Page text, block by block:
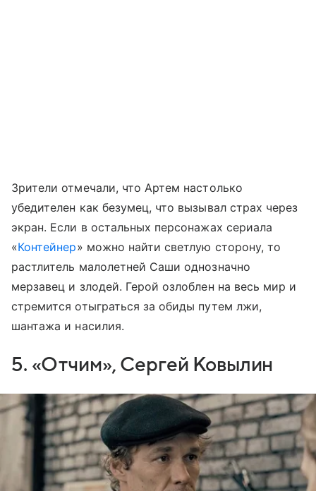
Зрители отмечали, что Артем настолько
убедителен как безумец, что вызывал страх через
экран. Если в остальных персонажах сериала
«Контейнер» можно найти светлую сторону, то
растлитель малолетней Саши однозначно
мерзавец и злодей. Герой озлоблен на весь мир и
стремится отыграться за обиды путем лжи,
шантажа и насилия.
5. «Отчим», Сергей Ковылин